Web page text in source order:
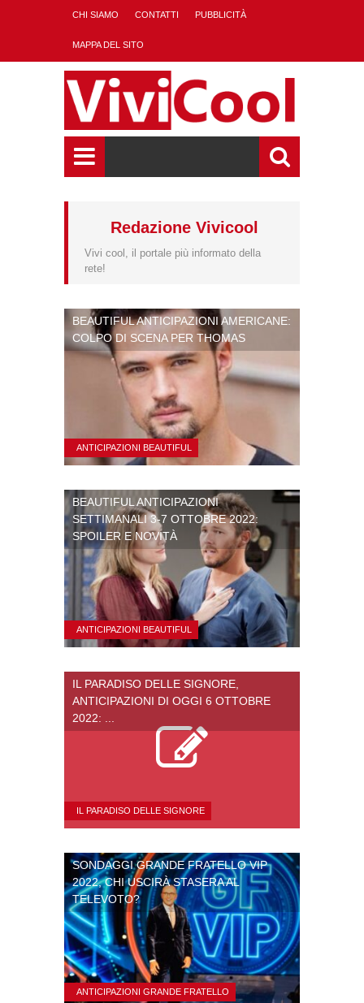
CHI SIAMO CONTATTI PUBBLICITÀ
MAPPA DEL SITO
Redazione Vivicool
Vivi cool, il portale più informato della
rete!
ANTICIPAZIONI BEAUTIFUL
BEAUTIFUL ANTICIPAZIONI AMERICANE:
COLPO DI SCENA PER THOMAS
ANTICIPAZIONI BEAUTIFUL
BEAUTIFUL ANTICIPAZIONI
SETTIMANALI 3-7 OTTOBRE 2022:
SPOILER E NOVITÀ
IL PARADISO DELLE SIGNORE
IL PARADISO DELLE SIGNORE,
ANTICIPAZIONI DI OGGI 6 OTTOBRE
2022: ...
ANTICIPAZIONI GRANDE FRATELLO
SONDAGGI GRANDE FRATELLO VIP
2022, CHI USCIRÀ STASERA AL
TELEVOTO?